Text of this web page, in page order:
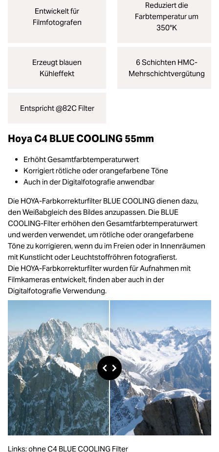
Entwickelt für
Filmfotografen
Reduziert die
Farbtemperatur um
350°K
Erzeugt blauen
Kühleffekt
6 Schichten HMC-
Mehrschichtvergütung
Entspricht @82C Filter
Hoya C4 BLUE COOLING 55mm
Erhöht Gesamtfarbtemperaturwert
Korrigiert rötliche oder orangefarbene Töne
Auch in der Digitalfotografie anwendbar
Die HOYA-Farbkorrekturfilter BLUE COOLING dienen dazu,
den Weißabgleich des Bildes anzupassen. Die BLUE
COOLING-Filter erhöhen den Gesamtfarbtemperaturwert
und werden verwendet, um rötliche oder orangefarbene
Töne zu korrigieren, wenn du im Freien oder in Innenräumen
mit Kunstlicht oder Leuchtstoffröhren fotografierst.
Die HOYA-Farbkorrekturfilter wurden für Aufnahmen mit
Filmkameras entwickelt, finden aber auch in der
Digitalfotografie Verwendung.
Links: ohne C4 BLUE COOLING Filter